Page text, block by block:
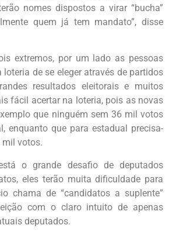
nomes dispostos a virar “bucha”
quem já tem mandato”, disse
extremos, por um lado as pessoas
loteria de se eleger através de partidos
resultados eleitorais e muitos
fácil acertar na loteria, pois as novas
que ninguém sem 36 mil votos
enquanto que para estadual precisa-
mil votos.
o grande desafio de deputados
eles terão muita dificuldade para
chama de “candidatos a suplente”
com o claro intuito de apenas
deputados.